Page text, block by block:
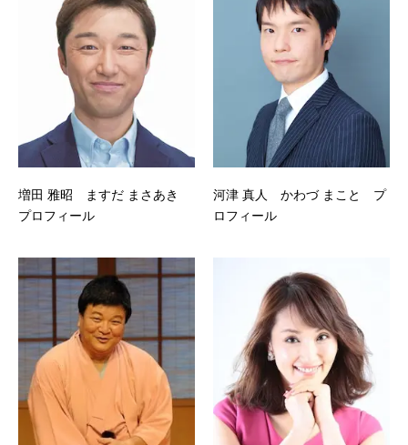
増田 雅昭 ますだ まさあき
プロフィール
河津 真人 かわづ まこと プ
ロフィール